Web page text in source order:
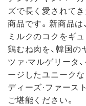
ズで長く愛されて
商品です。新商品は
ミルクのコクをギ
鶏むね肉を、韓国の
ツァ·マルゲリータ
ージしたユニーク
ディーズ·ファース
ご堪能ください。